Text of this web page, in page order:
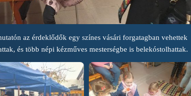
az érdeklődők egy színes vásári forgatagban vehettek
és több népi kézműves mesterségbe is belekóstolhattak.